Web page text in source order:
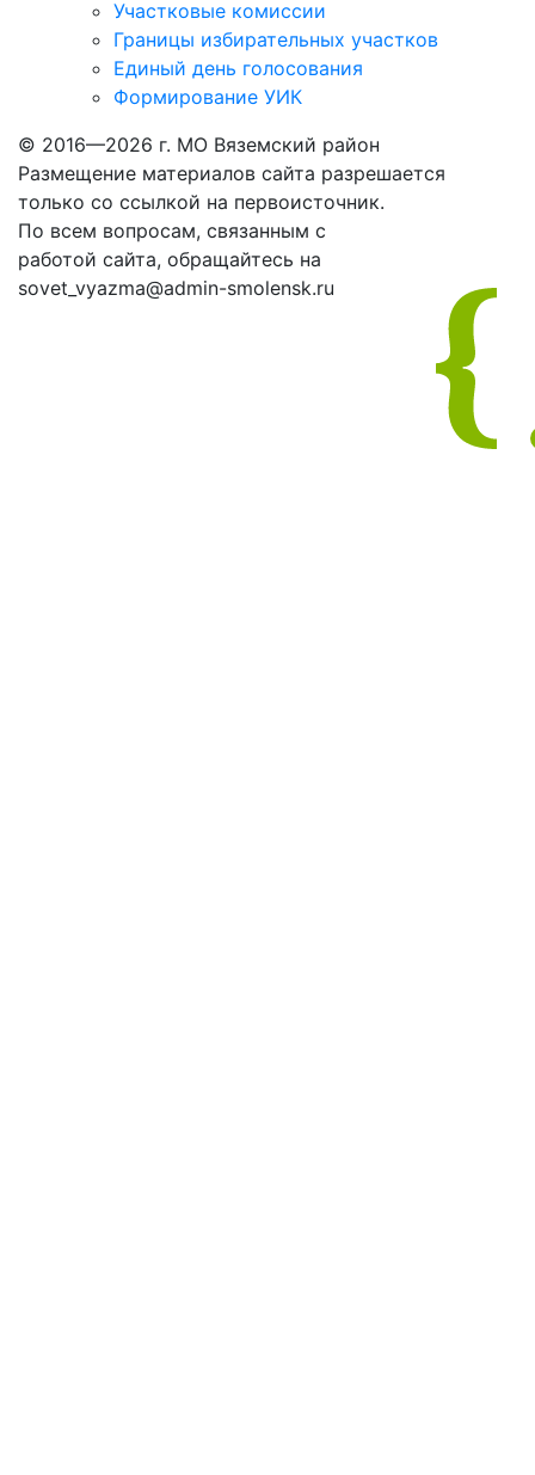
Участковые комиссии
Границы избирательных участков
Единый день голосования
Формирование УИК
© 2016—2026 г. МО Вяземский район
Размещение материалов сайта разрешается
только со ссылкой на первоисточник.
По всем вопросам, связанным с
работой сайта, обращайтесь на
sovet_vyazma@admin-smolensk.ru